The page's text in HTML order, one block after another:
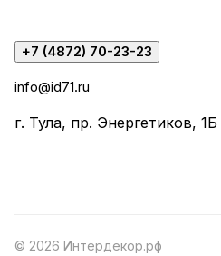
+7 (4872) 70-23-23
info@id71.ru
г. Тула, пр. Энергетиков, 1Б
© 2026 Интердекор.рф